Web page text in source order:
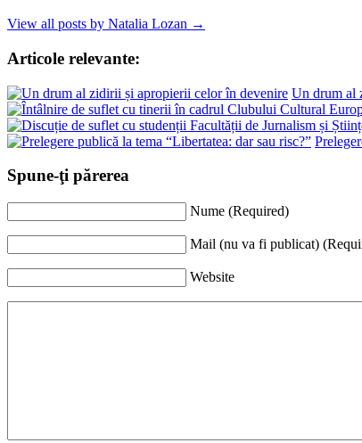
View all posts by Natalia Lozan →
Articole relevante:
Un drum al
Spune-ţi părerea
Nume (Required)
Mail (nu va fi publicat)
Website